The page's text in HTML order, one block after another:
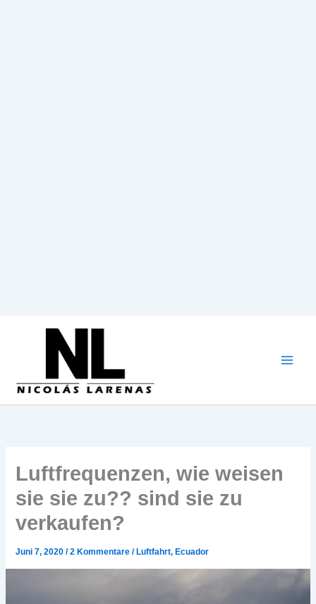
Luftfrequenzen, wie weisen
sie sie zu?? sind sie zu
verkaufen?
Juni 7, 2020/2 Kommentare / Luftfahrt, Ecuador